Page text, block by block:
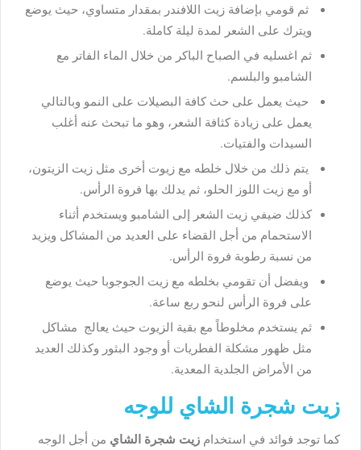
ثم قومي بإضافة زيت اللافندر بمقدار متساوي، حيث يوضع
ويترك على الشعر لمدة ليلة كاملة.
ثم اغسليه في الصباح الباكر من خلال الماء الفاتر مع
الشامبو والبلسم.
حيث يعمل على حث كافة البصيلات على النمو وبالتالي
يعمل على زيادة كثافة الشعر، وهو ما تبحث عنه أغلب
السيدات والفتيات.
يتم ذلك من خلال خلطه مع زيوت أخرى مثل زيت الزيتون،
أو مع زيت اللوز الحلو، ثم يدلك بها فروة الرأس.
كذلك ضيفي زيت الشعر إلى الشامبو ويستخدم أثناء
الاستحمام من أجل القضاء على العديد من المشاكل ويزيد
من نسبة رطوبة فروة الرأس.
ويفضل أن تقومي بخلطه مع زيت الجوجوبا حيث يوضع
على فروة الرأس لنحو ربع ساعة.
ثم يستخدم مخلوطاً مع بقية الزيوت حيث يعالج مشاكل
مثل ظهور مشكلة الفطريات أو وجود البثور وكذلك العديد
من الأمراض الجلدية المعدية.
زيت شجرة الشاي للوجه
كما توجد فوائد في استخدام زيت شجرة الشاي من أجل الوجه